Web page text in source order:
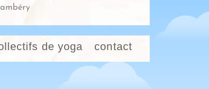
de yoga contact